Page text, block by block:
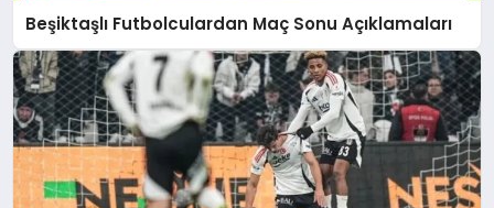
Beşiktaşlı Futbolculardan Maç Sonu Açıklamaları